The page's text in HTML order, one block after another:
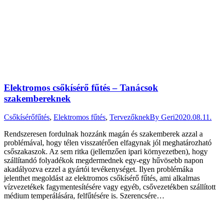
Elektromos csőkísérő fűtés – Tanácsok
szakembereknek
Csőkísérőfűtés, Elektromos fűtés, TervezőknekBy Geri2020.08.11.
Rendszeresen fordulnak hozzánk magán és szakemberek azzal a
problémával, hogy télen visszatérően elfagynak jól meghatározható
csőszakaszok. Az sem ritka (jellemzően ipari környezetben), hogy
szállítandó folyadékok megdermednek egy-egy hűvösebb napon
akadályozva ezzel a gyártói tevékenységet. Ilyen problémáka
jelenthet megoldást az elektromos csőkísérő fűtés, ami alkalmas
vízvezetékek fagymentesítésére vagy egyéb, csővezetékben szállított
médium temperálására, felfűtésére is. Szerencsére…